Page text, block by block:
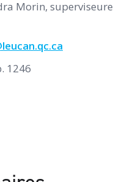
Morin, superviseure
1246